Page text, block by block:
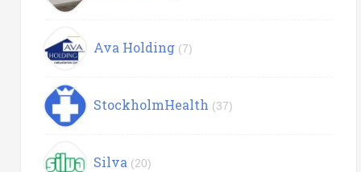
Ava Holding (7)
StockholmHealth (37)
Silva (20)